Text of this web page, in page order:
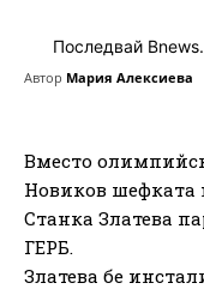
Последвай
Автор Мария Алексиева
Вместо
Новиков шефката
Станка Златева
ГЕРБ.
Златева бе